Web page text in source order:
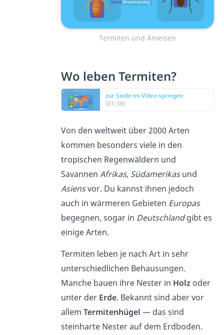
Termiten und Ameisen
Wo leben Termiten?
zur Stelle im Video springen
(01:38)
Von den weltweit über 2000 Arten
kommen besonders viele in den
tropischen Regenwäldern und
SavannenAfrikas, Südamerikasund
Asiensvor. Du kannst ihnen jedoch
auch in wärmeren Gebieten Europas
begegnen, sogar in Deutschlandgibt es
einige Arten.
Termiten leben je nach Art in sehr
unterschiedlichen Behausungen.
Manche bauen ihre Nester in Holz oder
unter der Erde. Bekannt sind aber vor
allemTermitenhügel — das sind
steinharte Nester auf dem Erdboden.